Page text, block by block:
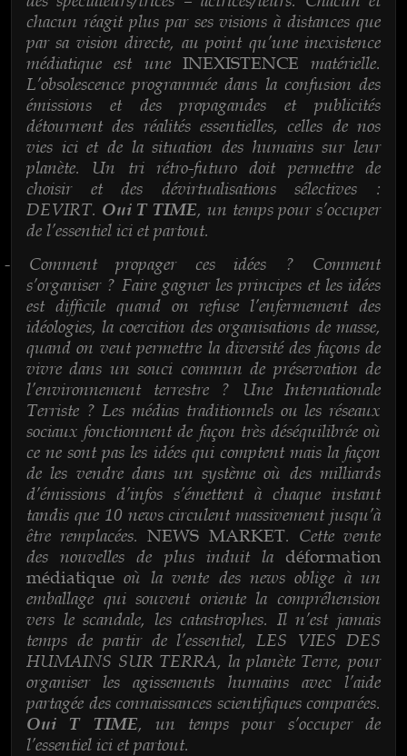
chacun réagit plus par ses visions à distances que
par sa vision directe, au point qu’une inexistence
médiatique est une INEXISTENCE matérielle.
L’obsolescence programmée dans la confusion des
émissions et des propagandes et publicités
détournent des réalités essentielles, celles de nos
vies ici et de la situation des humains sur leur
planète. Un tri rétro-futuro doit permettre de
choisir et des dévirtualisations sélectives :
DEVIRT. Oui T TIME, un temps pour s’occuper
de l’essentiel ici et partout.
-
Comment propager ces idées ? Comment
s’organiser ? Faire gagner les principes et les idées
est difficile quand on refuse l’enfermement des
idéologies, la coercition des organisations de masse,
quand on veut permettre la diversité des façons de
vivre dans un souci commun de préservation de
l’environnement terrestre ? Une Internationale
Terriste ? Les médias traditionnels ou les réseaux
sociaux fonctionnent de façon très déséquilibrée où
ce ne sont pas les idées qui comptent mais la façon
de les vendre dans un système où des milliards
d’émissions d’infos s’émettent à chaque instant
tandis que 10 news circulent massivement jusqu’à
être remplacées.NEWS MARKET. Cette vente
des nouvelles de plus induit la déformation
médiatique où la vente des news oblige à un
emballage qui souvent oriente la compréhension
vers le scandale, les catastrophes. Il n’est jamais
temps de partir de l’essentiel, LES VIES DES
HUMAINS SUR TERRA, la planète Terre, pour
organiser les agissements humains avec l’aide
partagée des connaissances scientifiques comparées.
Oui T TIME, un temps pour s’occuper de
l’essentiel ici et partout.